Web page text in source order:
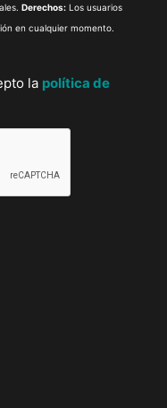
Derechos: Los usuarios
en cualquier momento.
la política de